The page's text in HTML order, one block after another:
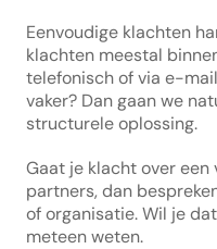
Eenvoudige klachten
klachten meestal
telefonisch of via e-
vaker? Dan gaan we
structurele oplossing.
Gaat je klacht over een
partners, dan
of organisatie. Wil je
meteen weten.